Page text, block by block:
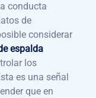
conducta
de
considerar
espalda
los
es una señal
que en